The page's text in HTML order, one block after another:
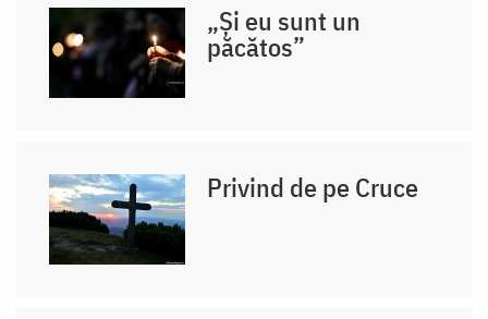
„Și eu sunt un
păcătos”
Privind de pe Cruce